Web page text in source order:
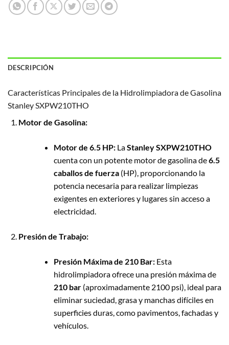
DESCRIPCIÓN
Características Principales de la Hidrolimpiadora de Gasolina
Stanley SXPW210THO
Motor de Gasolina:
Motor de 6.5 HP:LaStanley SXPW210THO
cuenta con un potente motor de gasolina de6.5
caballos de fuerza(HP), proporcionando la
potencia necesaria para realizar limpiezas
exigentes en exteriores y lugares sin acceso a
electricidad.
Presión de Trabajo:
Presión Máxima de 210 Bar:Esta
hidrolimpiadora ofrece una presión máxima de
210 bar(aproximadamente 2100 psi), ideal para
eliminar suciedad, grasa y manchas difíciles en
superficies duras, como pavimentos, fachadas y
vehículos.